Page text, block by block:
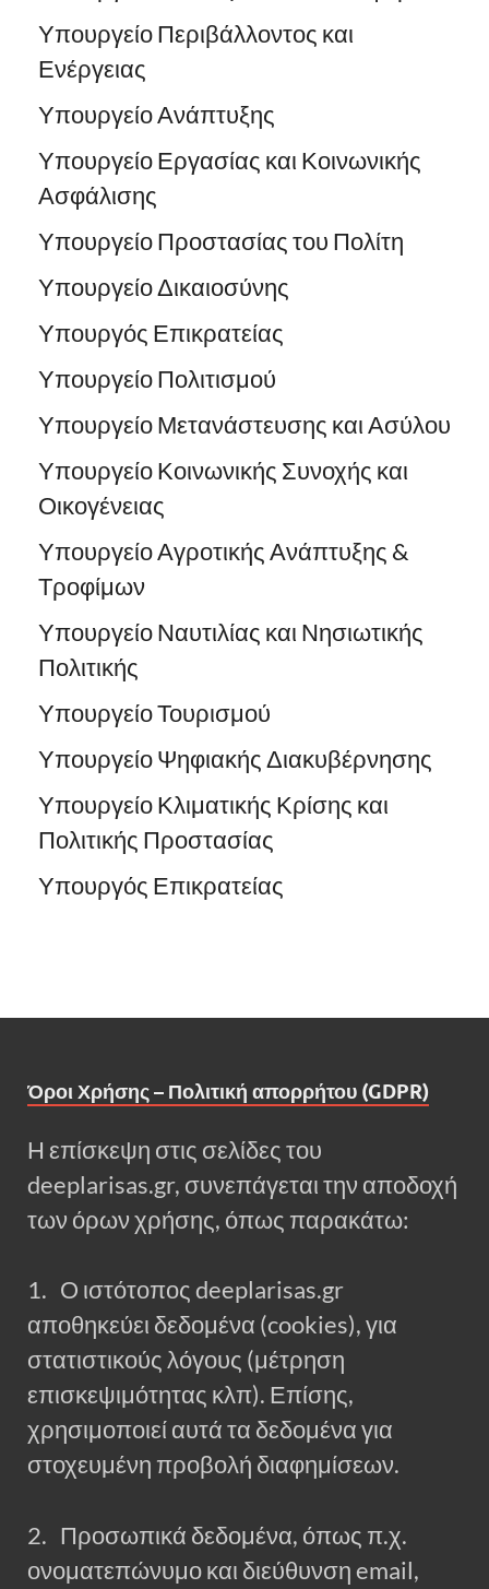
Υπουργείο Περιβάλλοντος και
Ενέργειας
Υπουργείο Ανάπτυξης
Υπουργείο Εργασίας και Κοινωνικής
Ασφάλισης
Υπουργείο Προστασίας του Πολίτη
Υπουργείο Δικαιοσύνης
Υπουργός Επικρατείας
Υπουργείο Πολιτισμού
Υπουργείο Μετανάστευσης και Ασύλου
Υπουργείο Κοινωνικής Συνοχής και
Οικογένειας
Υπουργείο Αγροτικής Ανάπτυξης &
Τροφίμων
Υπουργείο Ναυτιλίας και Νησιωτικής
Πολιτικής
Υπουργείο Τουρισμού
Υπουργείο Ψηφιακής Διακυβέρνησης
Υπουργείο Κλιματικής Κρίσης και
Πολιτικής Προστασίας
Υπουργός Επικρατείας
Όροι Χρήσης – Πολιτική απορρήτου (GDPR)
Η επίσκεψη στις σελίδες του
deeplarisas.gr, συνεπάγεται την αποδοχή
των όρων χρήσης, όπως παρακάτω:
1. Ο ιστότοπος deeplarisas.gr
αποθηκεύει δεδομένα (cookies), για
στατιστικούς λόγους (μέτρηση
επισκεψιμότητας κλπ). Επίσης,
χρησιμοποιεί αυτά τα δεδομένα για
στοχευμένη προβολή διαφημίσεων.
2. Προσωπικά δεδομένα, όπως π.χ.
ονοματεπώνυμο και διεύθυνση email,